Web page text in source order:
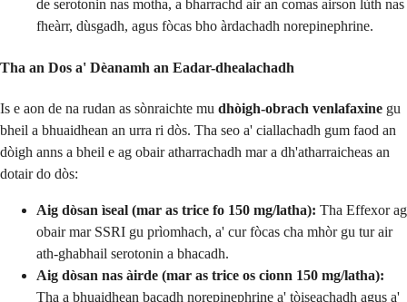
de serotonin nas motha, a bharrachd air an comas airson lùth nas
fheàrr, dùsgadh, agus fòcas bho àrdachadh norepinephrine.
Tha an Dos a' Dèanamh an Eadar-dhealachadh
Is e aon de na rudan as sònraichte mu dhòigh-obrach venlafaxine gu
bheil a bhuaidhean an urra ri dòs. Tha seo a' ciallachadh gum faod an
dòigh anns a bheil e ag obair atharrachadh mar a dh'atharraicheas an
dotair do dòs:
Aig dòsan ìseal (mar as trice fo 150 mg/latha): Tha Effexor ag
obair mar SSRI gu prìomhach, a' cur fòcas cha mhòr gu tur air
ath-ghabhail serotonin a bhacadh.
Aig dòsan nas àirde (mar as trice os cionn 150 mg/latha):
Tha a bhuaidhean bacadh norepinephrine a' tòiseachadh agus a'